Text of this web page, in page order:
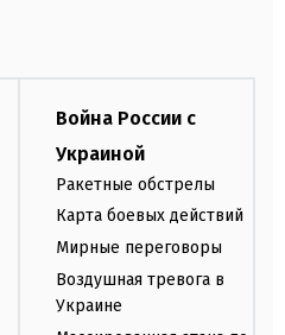
Война России с
Украиной
Ракетные обстрелы
Карта боевых действий
Мирные переговоры
Воздушная тревога в
Украине